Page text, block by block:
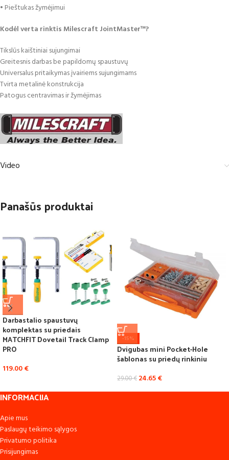
• Pieštukas žymėjimui
Kodėl verta rinktis Milescraft JointMaster™?
Tikslūs kaištiniai sujungimai
Greitesnis darbas be papildomų spaustuvų
Universalus pritaikymas įvairiems sujungimams
Tvirta metalinė konstrukcija
Patogus centravimas ir žymėjimas
Video
Panašūs produktai
Darbastalio spaustuvų
komplektas su priedais
MATCHFIT Dovetail Track Clamp
PRO
119.00€
-15%
Dvigubas mini Pocket-Hole
šablonas su priedų rinkiniu
29.00€ 24.65€
INFORMACIJA
Apie mus
Paslaugų teikimo sąlygos
Privatumo politika
Prisijungimas